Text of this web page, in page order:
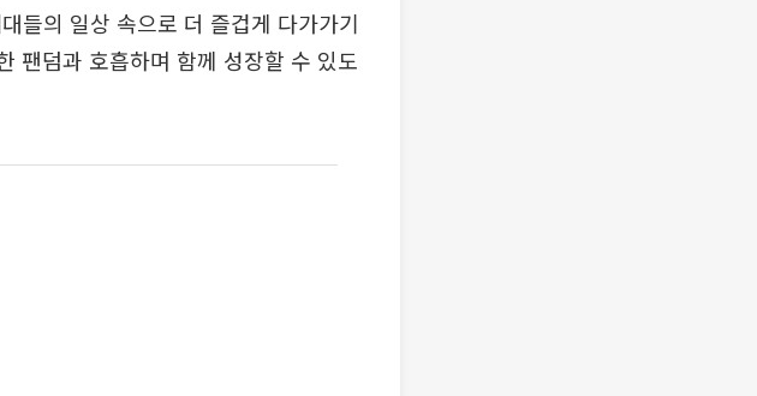
들의 일상 속으로 더 즐겁게 다가가기
팬덤과 호흡하며 함께 성장할 수 있도